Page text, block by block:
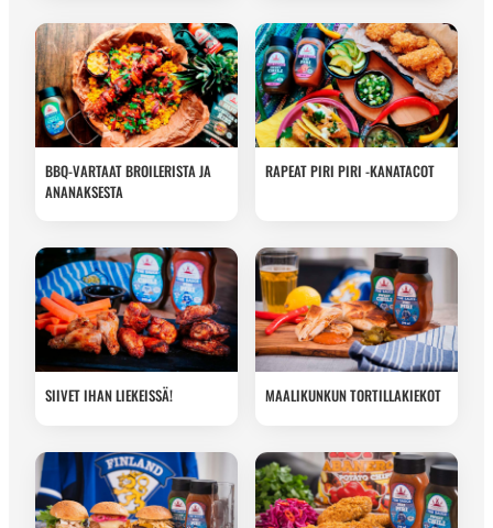
BBQ-VARTAAT BROILERISTA JA
ANANAKSESTA
RAPEAT PIRI PIRI -KANATACOT
SIIVET IHAN LIEKEISSÄ! MAALIKUNKUN TORTILLAKIEKOT